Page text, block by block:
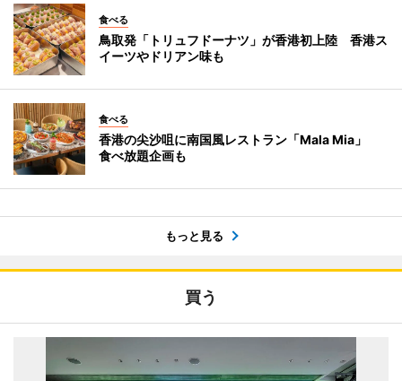
食べる
鳥取発「トリュフドーナツ」が香港初上陸 香港ス
イーツやドリアン味も
食べる
香港の尖沙咀に南国風レストラン「Mala Mia」
食べ放題企画も
もっと見る
買う